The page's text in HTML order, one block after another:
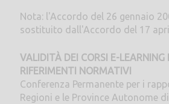
Nota: l'Accordo del 26 gennaio
sostituito dall'Accordo del 17
VALIDITÀ DEI CORSI E-LEARNING
RIFERIMENTI NORMATIVI
Conferenza Permanente per i
Regioni e le Province Autonome